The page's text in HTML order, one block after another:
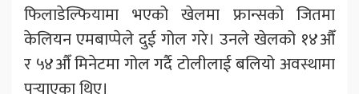
फिलाडेल्फियामा भएको खेलमा फ्रान्सको जितमा
केलियन एमबाप्पेले दुई गोल गरे। उनले खेलको १४औँ
र ५४औँ मिनेटमा गोल गर्दै टोलीलाई बलियो अवस्थामा